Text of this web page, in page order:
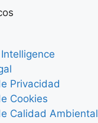
Privacidad
Cookies
Calidad Ambiental